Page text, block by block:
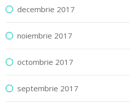
decembrie 2017
noiembrie 2017
octombrie 2017
septembrie 2017